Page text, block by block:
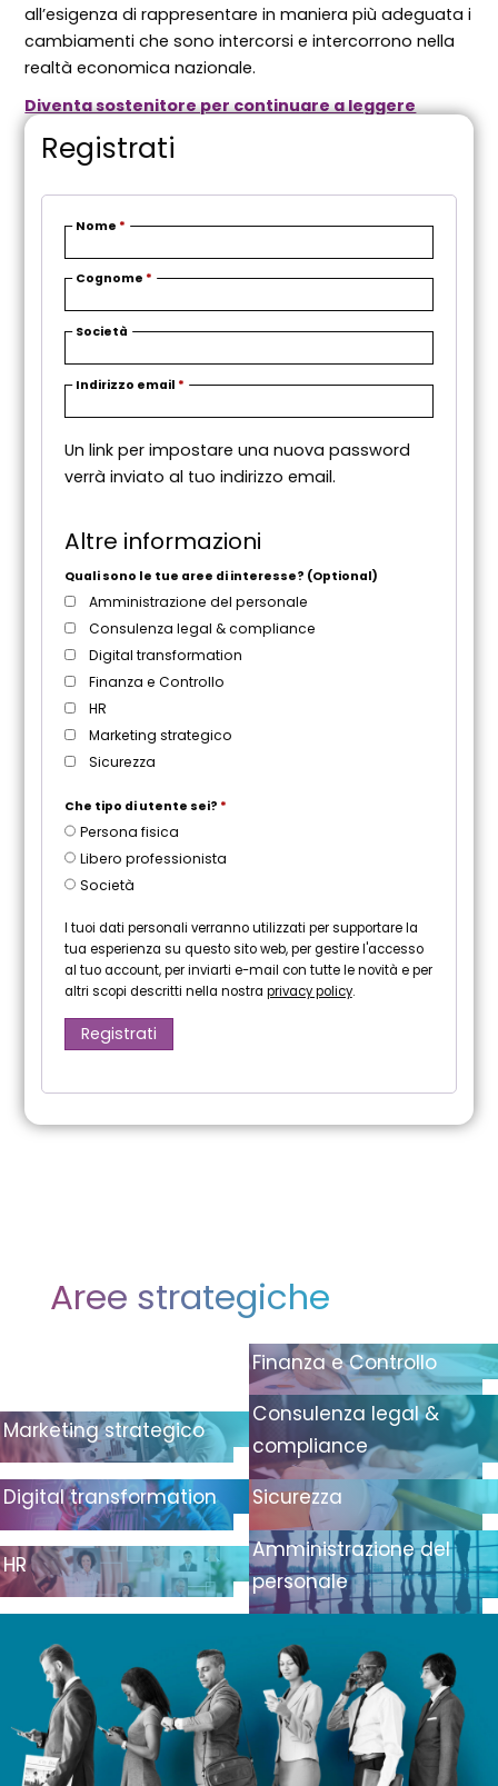
all’esigenza di rappresentare in maniera più adeguata i
cambiamenti che sono intercorsi e intercorrono nella
realtà economica nazionale.
Diventa sostenitore per continuare a leggere
Registrati
Nome *
Cognome *
Società
Indirizzo email * R
h
t
o
Un link per impostare una nuova password
verrà inviato al tuo indirizzo email.
Altre informazioni
Quali sono le tue aree di interesse? (Optional)
Amministrazione del personale
Consulenza legal & compliance
Digital transformation
Finanza e Controllo
HR
Marketing strategico
Sicurezza
Che tipo di utente sei? *
Persona fisica
Libero professionista
Società
I tuoi dati personali verranno utilizzati per supportare la
tua esperienza su questo sito web, per gestire l'accesso
al tuo account, per inviarti e-mail con tutte le novità e per
altri scopi descritti nella nostra privacy policy.
Registrati
Aree strategiche
Finanza e Controllo
Marketing strategico
Consulenza legal &
compliance
Digital transformation
Sicurezza
HR
Amministrazione del
personale